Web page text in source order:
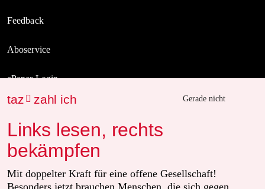
Feedback
Aboservice
ePaper Login
© 2026 taz Verlags und Vertriebs GmbH
Alle Rechte vorbehalten. Bei rechtlichen Fragen oder für Genehmigungen
wenden Sie sich bitte an
lizenzen@taz.de
taz  zahl ich Gerade nicht
Links lesen, rechts
bekämpfen
Mit doppelter Kraft für eine offene Gesellschaft!
Besonders jetzt brauchen Menschen, die sich gegen